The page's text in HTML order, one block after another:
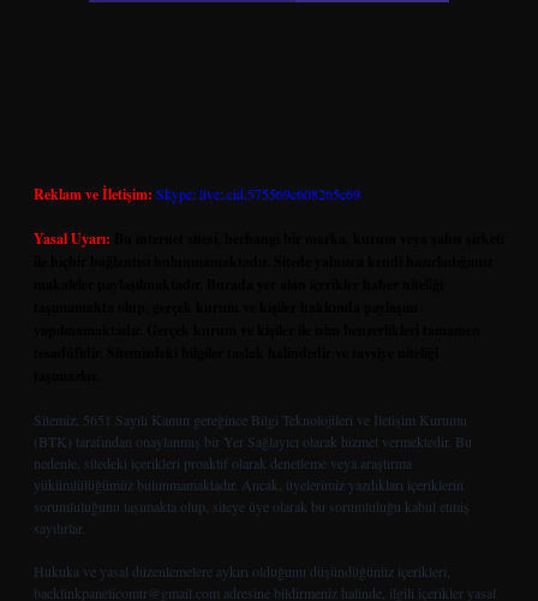
Reklam ve İletişim: Skype: live:.cid.575569c608265c69
Yasal Uyarı:
Sitemiz, 5651 Sayılı Kanun gereğince Bilgi Teknolojileri ve İletişim Kurumu
(BTK) tarafından onaylanmış bir Yer Sağlayıcı olarak hizmet vermektedir. Bu
nedenle, sitedeki içerikleri proaktif olarak denetleme veya araştırma
yükümlülüğümüz bulunmamaktadır. Ancak, üyelerimiz yazdıkları içeriklerin
sorumluluğunu taşımakta olup, siteye üye olarak bu sorumluluğu kabul etmiş
sayılırlar.
Hukuka ve yasal düzenlemelere aykırı olduğunu düşündüğünüz içerikleri,
backlinkpanelicomtr@gmail.com adresine bildirmeniz halinde, ilgili içerikler yasal